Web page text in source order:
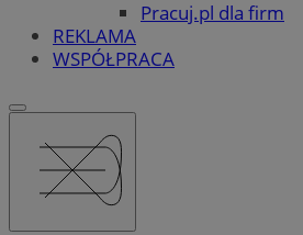
Pracuj.pl dla firm
REKLAMA
WSPÓŁPRACA